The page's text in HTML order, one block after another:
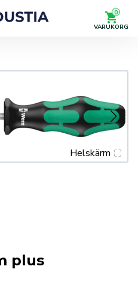
0
VARUKORG
Helskärm
plus